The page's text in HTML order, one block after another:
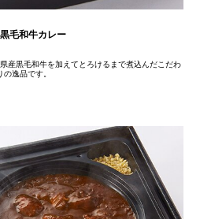
毛和牛カレー
産黒毛和牛を加えてとろけるまで煮込んだこだわ
の逸品です。